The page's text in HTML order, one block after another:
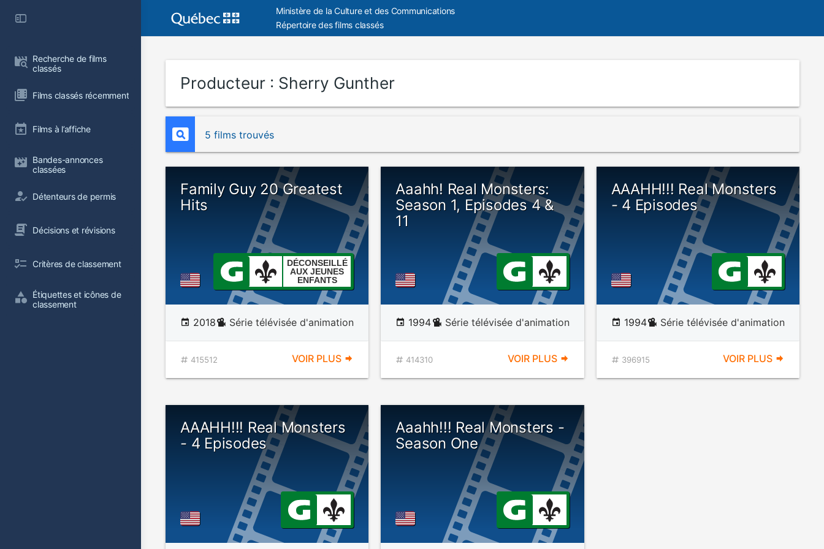
Recherche de films
classés
Films classés récemment
Films à l’affiche
Bandes-annonces
classées
Détenteurs de permis
Décisions et révisions
Critères de classement
Étiquettes et icônes de
classement
Ministère de la Culture et des Communications
Répertoire des films classés
Producteur : Sherry Gunther
5 films trouvés
Family Guy 20 Greatest
Hits
DÉCONSEILLÉ
AUX JEUNES
ENFANTS
2018 Série télévisée d'animation
415512 VOIR PLUS
Aaahh! Real Monsters:
Season 1, Episodes 4 &
11
1994 Série télévisée d'animation
414310 VOIR PLUS
AAAHH!!! Real Monsters
- 4 Episodes
1994 Série télévisée d'animation
396915 VOIR PLUS
AAAHH!!! Real Monsters
- 4 Episodes
Aaahh!!! Real Monsters -
Season One